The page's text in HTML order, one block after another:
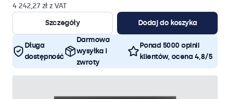
4 242,27 zł z VAT
Szczegóły
Dodaj do koszyka
Długa
dostępność
Darmowa
wysyłka i
zwroty
Ponad 5000 opinii
klientów, ocena 4,8/5